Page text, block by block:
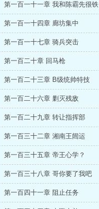
第一百一十一章 我和陈霸先很铁
第一百一十四章 廊坊集中
第一百一十七章 骑兵突击
第一百二十章 回马枪
第一百二十三章 B级统帅特技
第一百二十六章 剿灭残敌
第一百二十九章 转让指挥部
第一百三十二章 湘南王闿运
第一百三十五章 帝王心学？
第一百三十八章 哥你要了我吧
第一百四十一章 阻止任务